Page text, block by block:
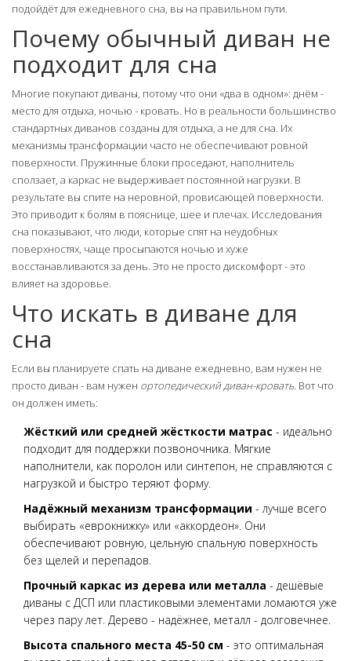
подойдёт для ежедневного сна, вы на правильном пути.
Почему обычный диван не
подходит для сна
Многие покупают диваны, потому что они «два в одном»: днём -
место для отдыха, ночью - кровать. Но в реальности большинство
стандартных диванов созданы для отдыха, а не для сна. Их
механизмы трансформации часто не обеспечивают ровной
поверхности. Пружинные блоки проседают, наполнитель
сползает, а каркас не выдерживает постоянной нагрузки. В
результате вы спите на неровной, провисающей поверхности.
Это приводит к болям в пояснице, шее и плечах. Исследования
сна показывают, что люди, которые спят на неудобных
поверхностях, чаще просыпаются ночью и хуже
восстанавливаются за день. Это не просто дискомфорт - это
влияет на здоровье.
Что искать в диване для
сна
Если вы планируете спать на диване ежедневно, вам нужен не
просто диван - вам нужен ортопедический диван-кровать. Вот что
он должен иметь:
Жёсткий или средней жёсткости матрас - идеально
подходит для поддержки позвоночника. Мягкие
наполнители, как поролон или синтепон, не справляются с
нагрузкой и быстро теряют форму.
Надёжный механизм трансформации - лучше всего
выбирать «еврокнижку» или «аккордеон». Они
обеспечивают ровную, цельную спальную поверхность
без щелей и перепадов.
Прочный каркас из дерева или металла - дешёвые
диваны с ДСП или пластиковыми элементами ломаются уже
через пару лет. Дерево - надёжнее, металл - долговечнее.
Высота спального места 45-50 см - это оптимальная